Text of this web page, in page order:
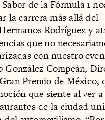
de la Fórmula 1
la carrera más allá del
Rodríguez y
que no
con nuestro
González Compeán,
Premio de México,
que siente al ver
de la ciudad